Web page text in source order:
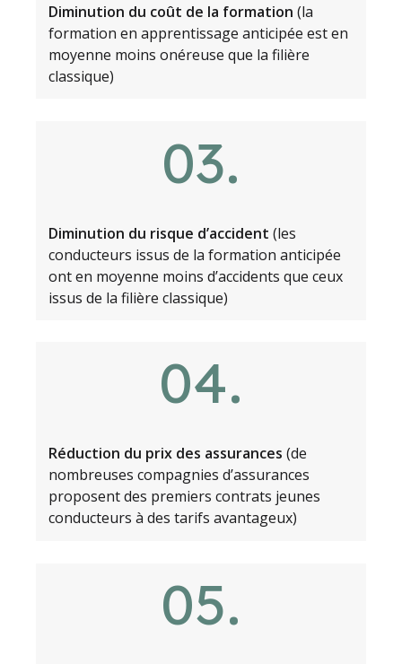
Diminution du coût de la formation (la
formation en apprentissage anticipée est en
moyenne moins onéreuse que la filière
classique)
03.
Diminution du risque d’accident (les
conducteurs issus de la formation anticipée
ont en moyenne moins d’accidents que ceux
issus de la filière classique)
04.
Réduction du prix des assurances (de
nombreuses compagnies d’assurances
proposent des premiers contrats jeunes
conducteurs à des tarifs avantageux)
05.